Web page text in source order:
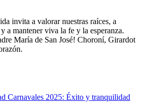
invita a valorar nuestras raíces, a
a mantener viva la fe y la esperanza.
María de San José! Choroní, Girardot